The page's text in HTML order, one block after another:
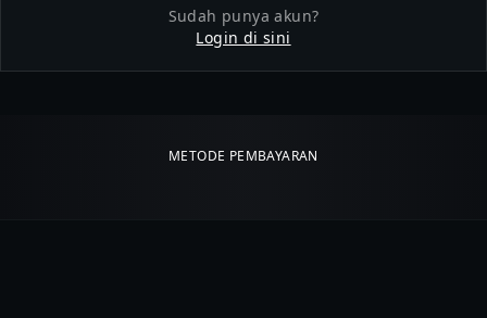
Sudah punya akun?
Login di sini
METODE PEMBAYARAN